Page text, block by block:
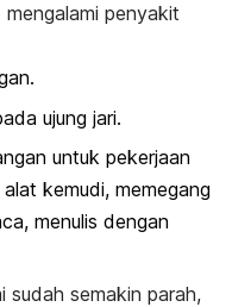
penyakit
ujung jari.
untuk pekerjaan
kemudi, memegang
menulis dengan
sudah semakin parah,